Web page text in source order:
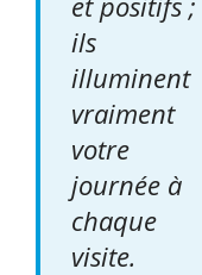
ils
illuminent
vraiment
votre
journée à
chaque
visite.